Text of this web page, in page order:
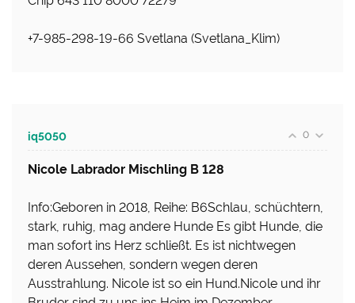
+7-985-298-19-66 Svetlana (Svetlana_Klim)
0
iq5050
Nicole Labrador Mischling B 128
Info:Geboren in 2018, Reihe: B6Schlau, schüchtern,
stark, ruhig, mag andere Hunde Es gibt Hunde, die
man sofort ins Herz schließt. Es ist nichtwegen
deren Aussehen, sondern wegen deren
Ausstrahlung. Nicole ist so ein Hund.Nicole und ihr